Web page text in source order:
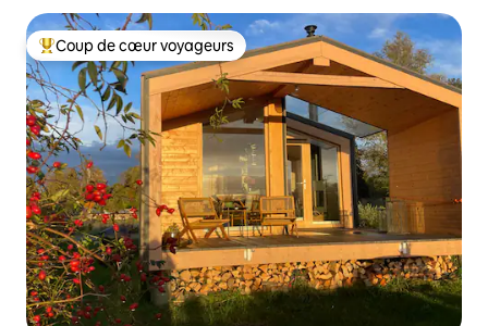
Coups de cœur voyageurs les plus appréciés
Coup de cœur voyageurs